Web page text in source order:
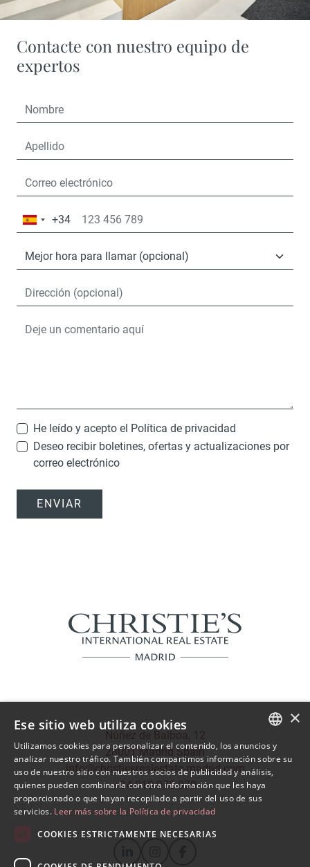
Contacte con nuestro equipo de
expertos
España
+34
He leído y acepto el Política de privacidad
Deseo recibir boletines, ofertas y actualizaciones por
correo electrónico
ENVIAR
Núñez de Balboa, 12
28001 Madrid Spain
info@christiesrealestate-madrid.com
+34 910 970 970
SPANISH
ENGLISH
×
Ese sitio web utiliza cookies
Utilizamos cookies para personalizar el contenido, los anuncios y
analizar nuestro tráfico. También compartimos información sobre su
uso de nuestro sitio con nuestros socios de publicidad y análisis,
quienes pueden combinarla con otra información que les haya
proporcionado o que hayan recopilado a partir del uso de sus
servicios. Leer más sobre la Política de privacidad
COOKIES ESTRICTAMENTE NECESARIAS